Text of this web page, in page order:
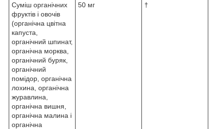
Суміш органічних
фруктів і овочів
(органічна цвітна
капуста,
органічний шпинат,
органічна морква,
органічний буряк,
органічний
помідор, органічна
лохина, органічна
журавлина,
органічна вишня,
органічна малина і
органічна
50 мг †